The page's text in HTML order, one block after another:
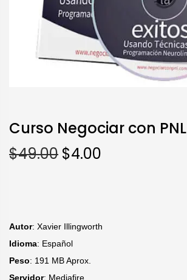
Curso Negociar con PNL
$49.00 $4.00
Autor: Xavier Illingworth
Idioma: Español
Peso: 191 MB Aprox.
Servidor: Mediafire